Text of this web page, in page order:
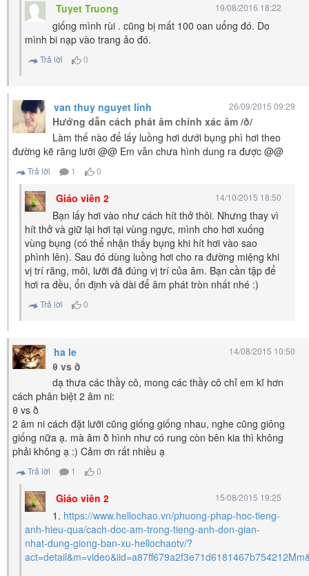
Tuyet Truong 19/08/2016 18:22
giống mình rùi . cũng bị mất 100 oan uổng đó. Do
mình bi nạp vào trang ảo đó.
Trả lời 0
van thuy nguyet linh 26/09/2015 09:29
Hướng dẫn cách phát âm chính xác âm /ð/
Làm thế nào để lấy luồng hơi dưới bụng phì hơi theo
đường kẽ răng lưỡi @@ Em vẫn chưa hình dung ra được @@
Trả lời 1 0
Giáo viên 2 14/10/2015 18:50
Bạn lấy hơi vào như cách hít thở thôi. Nhưng thay vì
hít thở và giữ lại hơi tại vùng ngực, mình cho hơi xuống
vùng bụng (có thể nhận thấy bụng khi hít hơi vào sao
phình lên). Sau đó dùng luồng hơi cho ra đường miệng khi
vị trí răng, môi, lưỡi đã đúng vị trí của âm. Bạn cần tập để
hơi ra đều, ổn định và dài để âm phát tròn nhất nhé :)
Trả lời 0
ha le 14/08/2015 10:50
θ vs ð
dạ thưa các thầy cô, mong các thầy cô chỉ em kĩ hơn
cách phân biệt 2 âm ni:
θ vs ð
2 âm ni cách đặt lưỡi cũng giống giống nhau, nghe cũng giông
giống nữa ạ. mà âm ð hình như có rung còn bên kia thì không
phải không ạ :) Cảm ơn rất nhiều ạ
Trả lời 1 0
Giáo viên 2 15/08/2015 19:25
1. https://www.hellochao.vn/phuong-phap-hoc-tieng-
anh-hieu-qua/cach-doc-am-trong-tieng-anh-don-gian-
nhat-dung-giong-ban-xu-hellochaotv/?